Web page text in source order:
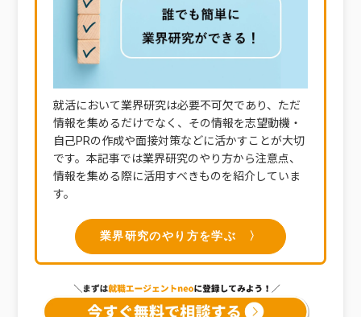
就活において業界研究は必要不可欠であり、ただ
情報を集めるだけでなく、その情報を志望動機・
自己PRの作成や面接対策などに活かすことが大切
です。本記事では業界研究のやり方から注意点、
情報を集める際に活用すべきものを紹介していま
す。
業界研究のやり方を学ぶ 〉